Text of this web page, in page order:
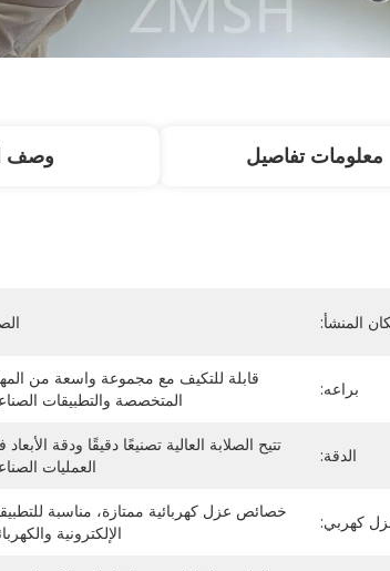
معلومات تفاصيل وصف
المنشأ:
براعه:
المتخصصة والتطبيقات
الدقة:
العمليات
كهربي:
الإلكترونية